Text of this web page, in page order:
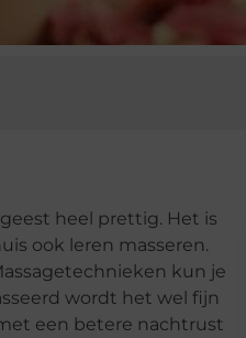
heel prettig. Het is
ook leren masseren.
kun je
wordt het wel fijn
een betere nachtrust